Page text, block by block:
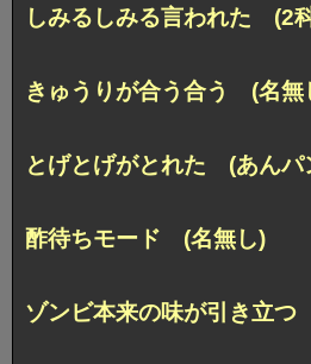
しみるしみる言われた (2
きゅうりが合う合う (名無
とげとげがとれた (あんパ
酢待ちモード (名無し)
ゾンビ本来の味が引き立